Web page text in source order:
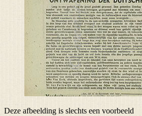
Deze afbeelding is slechts een voorbeeld